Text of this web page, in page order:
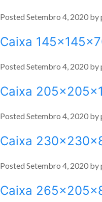
Posted Setembro 4, 2020 by
Caixa
Posted Setembro 4, 2020 by
Caixa
Posted Setembro 4, 2020 by
Caixa
Posted Setembro 4, 2020 by
Caixa